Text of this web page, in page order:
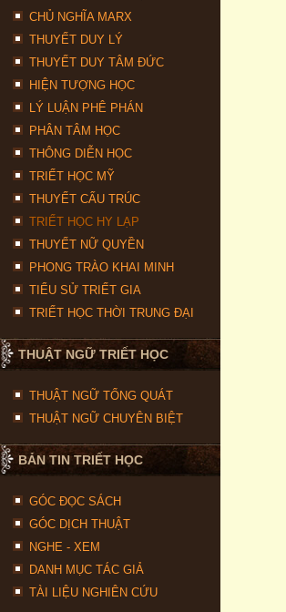
CHỦ NGHĨA MARX
THUYẾT DUY LÝ
THUYẾT DUY TÂM ĐỨC
HIỆN TƯỢNG HỌC
LÝ LUẬN PHÊ PHÁN
PHÂN TÂM HỌC
THÔNG DIỄN HỌC
TRIẾT HỌC MỸ
THUYẾT CẤU TRÚC
TRIẾT HỌC HY LẠP
THUYẾT NỮ QUYỀN
PHONG TRÀO KHAI MINH
TIỂU SỬ TRIẾT GIA
TRIẾT HỌC THỜI TRUNG ĐẠI
THUẬT NGỮ TRIẾT HỌC
THUẬT NGỮ TỔNG QUÁT
THUẬT NGỮ CHUYÊN BIỆT
BẢN TIN TRIẾT HỌC
GÓC ĐỌC SÁCH
GÓC DỊCH THUẬT
NGHE - XEM
DANH MỤC TÁC GIẢ
TÀI LIỆU NGHIÊN CỨU